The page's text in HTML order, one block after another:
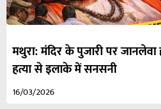
मथुरा: मंदिर के पुजारी पर
हत्या से इलाके में सनसनी
16/03/2026